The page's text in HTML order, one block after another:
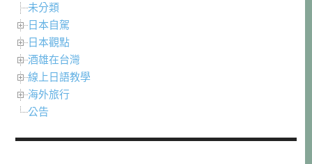
未分類
日本自駕
日本觀點
酒雄在台灣
線上日語教學
海外旅行
公告